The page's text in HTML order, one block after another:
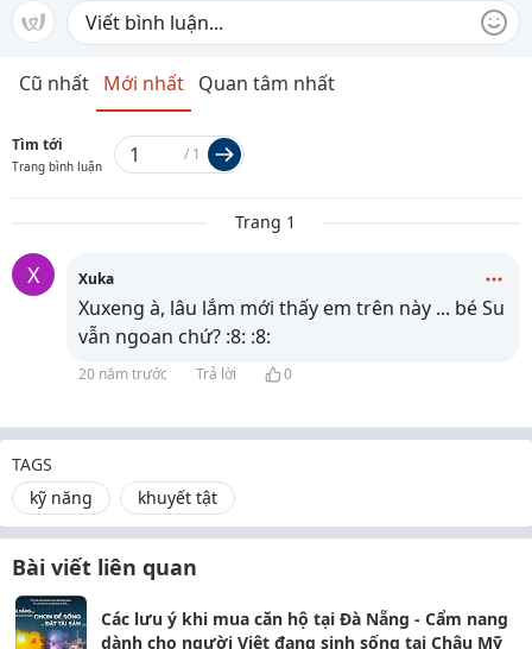
Cũ nhất Mới nhất Quan tâm nhất
Tìm tới
Trang bình luận
/ 1
Trang 1
X Xuka
Xuxeng à, lâu lắm mới thấy em trên này ... bé Su
vẫn ngoan chứ? :8: :8:
20 năm trước Trả lời 0
TAGS
kỹ năng
khuyết tật
Bài viết liên quan
Các lưu ý khi mua căn hộ tại Đà Nẵng - Cẩm nang
dành cho người Việt đang sinh sống tại Châu Mỹ